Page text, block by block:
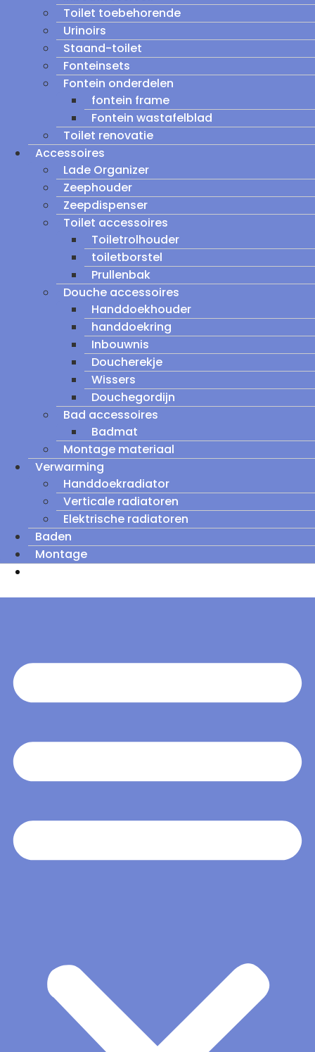
Toilet toebehorende
Urinoirs
Staand-toilet
Fonteinsets
Fontein onderdelen
fontein frame
Fontein wastafelblad
Toilet renovatie
Accessoires
Lade Organizer
Zeephouder
Zeepdispenser
Toilet accessoires
Toiletrolhouder
toiletborstel
Prullenbak
Douche accessoires
Handdoekhouder
handdoekring
Inbouwnis
Doucherekje
Wissers
Douchegordijn
Bad accessoires
Badmat
Montage materiaal
Verwarming
Handdoekradiator
Verticale radiatoren
Elektrische radiatoren
Baden
Montage